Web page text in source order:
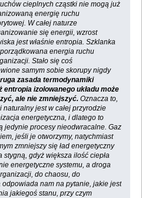
cieplnych cząstki nie mogą już
energię ruchu
W całej naturze
się energii, wzrost
jest właśnie entropia. Szklanka
energia ruchu
Stało się coś
samym sobie skorupy nigdy
zasada termodynamiki
entropia izolowanego układu może
ale nie zmniejszyć.Oznacza to,
jest w całej przyrodzie
energetyczna, i dlatego to
jedynie procesy nieodwracalne. Gaz
jeśli je otworzymy, natychmiast
zmniejszy się ład energetyczny
stygną, gdyż większa ilość ciepła
energetyczne systemu, a droga
do chaosu, do
nam na pytanie, jakie jest
jakiegoś stanu, przy czym